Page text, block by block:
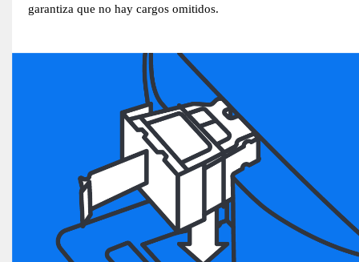
garantiza que no hay cargos omitidos.